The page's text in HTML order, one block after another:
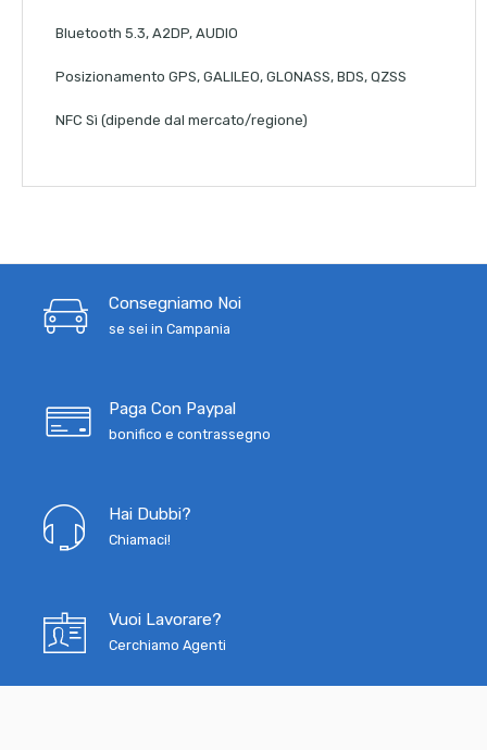
Bluetooth 5.3, A2DP, AUDIO
Posizionamento GPS, GALILEO, GLONASS, BDS, QZSS
NFC Sì (dipende dal mercato/regione)
Consegniamo Noi
se sei in Campania
Paga Con Paypal
bonifico e contrassegno
Hai Dubbi?
Chiamaci!
Vuoi Lavorare?
Cerchiamo Agenti